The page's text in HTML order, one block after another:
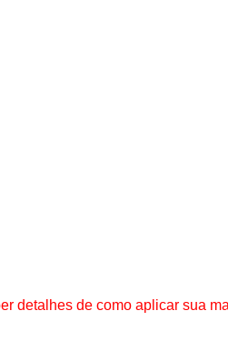
detalhes de como aplicar sua